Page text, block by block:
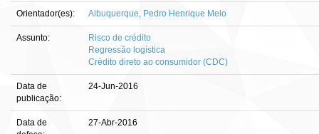
Orientador(es): Albuquerque, Pedro Henrique Melo
Assunto:
Risco de crédito
Regressão logística
Crédito direto ao consumidor (CDC)
Data de
publicação:
24-Jun-2016
Data de
27-Abr-2016